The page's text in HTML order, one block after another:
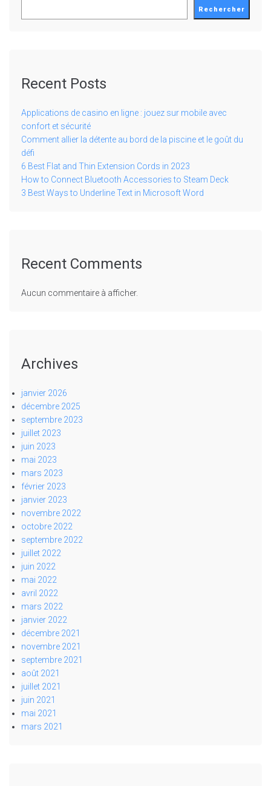
Rechercher
Recent Posts
Applications de casino en ligne : jouez sur mobile avec
confort et sécurité
Comment allier la détente au bord de la piscine et le goût du
défi
6 Best Flat and Thin Extension Cords in 2023
How to Connect Bluetooth Accessories to Steam Deck
3 Best Ways to Underline Text in Microsoft Word
Recent Comments
Aucun commentaire à afficher.
Archives
janvier 2026
décembre 2025
septembre 2023
juillet 2023
juin 2023
mai 2023
mars 2023
février 2023
janvier 2023
novembre 2022
octobre 2022
septembre 2022
juillet 2022
juin 2022
mai 2022
avril 2022
mars 2022
janvier 2022
décembre 2021
novembre 2021
septembre 2021
août 2021
juillet 2021
juin 2021
mai 2021
mars 2021